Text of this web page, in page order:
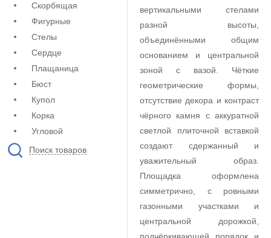
Скорбящая
Фигурные
Стелы
Сердце
Плащаница
Бюст
Купол
Корка
Угловой
Поиск товаров
вертикальными стелами
разной высоты,
объединёнными общим
основанием и центральной
зоной с вазой. Чёткие
геометрические формы,
отсутствие декора и контраст
чёрного камня с аккуратной
светлой плиточной вставкой
создают сдержанный и
уважительный образ.
Площадка оформлена
симметрично, с ровными
газонными участками и
центральной дорожкой,